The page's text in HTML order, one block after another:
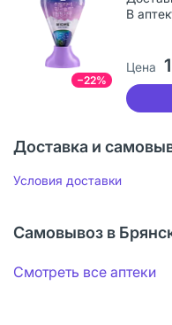
−22%
В
Цена
Доставка и
Условия доставки
Самовывоз в
Смотреть все аптеки